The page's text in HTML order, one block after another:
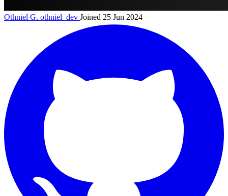
Othniel G. othniel_dev Joined 25 Jun 2024